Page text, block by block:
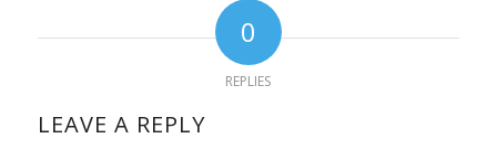
0
REPLIES
LEAVE A REPLY